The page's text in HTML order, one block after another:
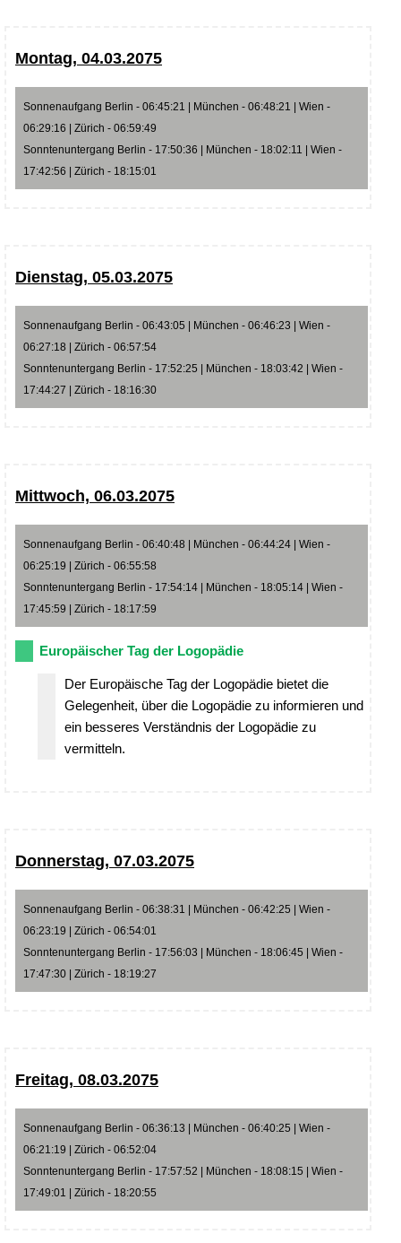
Montag, 04.03.2075
Sonnenaufgang Berlin - 06:45:21 | München - 06:48:21 | Wien -
06:29:16 | Zürich - 06:59:49
Sonntenuntergang Berlin - 17:50:36 | München - 18:02:11 | Wien -
17:42:56 | Zürich - 18:15:01
Dienstag, 05.03.2075
Sonnenaufgang Berlin - 06:43:05 | München - 06:46:23 | Wien -
06:27:18 | Zürich - 06:57:54
Sonntenuntergang Berlin - 17:52:25 | München - 18:03:42 | Wien -
17:44:27 | Zürich - 18:16:30
Mittwoch, 06.03.2075
Sonnenaufgang Berlin - 06:40:48 | München - 06:44:24 | Wien -
06:25:19 | Zürich - 06:55:58
Sonntenuntergang Berlin - 17:54:14 | München - 18:05:14 | Wien -
17:45:59 | Zürich - 18:17:59
Europäischer Tag der Logopädie
Der Europäische Tag der Logopädie bietet die
Gelegenheit, über die Logopädie zu informieren und
ein besseres Verständnis der Logopädie zu
vermitteln.
Donnerstag, 07.03.2075
Sonnenaufgang Berlin - 06:38:31 | München - 06:42:25 | Wien -
06:23:19 | Zürich - 06:54:01
Sonntenuntergang Berlin - 17:56:03 | München - 18:06:45 | Wien -
17:47:30 | Zürich - 18:19:27
Freitag, 08.03.2075
Sonnenaufgang Berlin - 06:36:13 | München - 06:40:25 | Wien -
06:21:19 | Zürich - 06:52:04
Sonntenuntergang Berlin - 17:57:52 | München - 18:08:15 | Wien -
17:49:01 | Zürich - 18:20:55